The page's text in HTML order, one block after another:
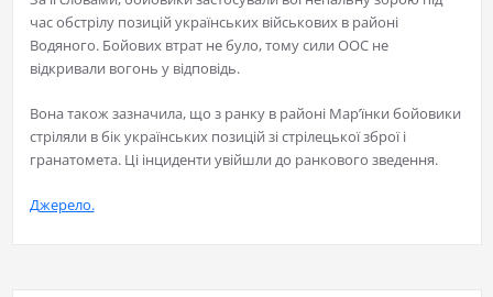
час обстрілу позицій українських військових в районі
Водяного. Бойових втрат не було, тому сили ООС не
відкривали вогонь у відповідь.
Вона також зазначила, що з ранку в районі Мар’їнки бойовики
стріляли в бік українських позицій зі стрілецької зброї і
гранатомета. Ці інциденти увійшли до ранкового зведення.
Джерело.